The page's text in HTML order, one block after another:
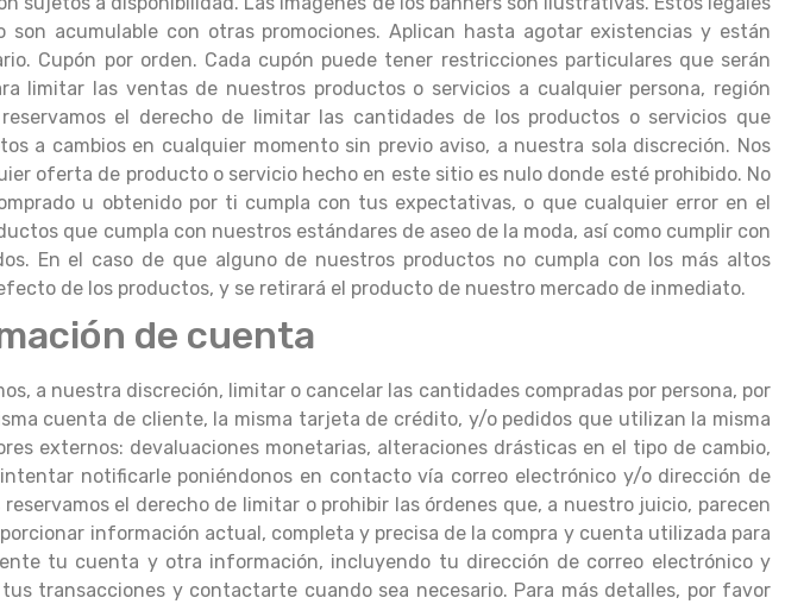
acumulable con otras promociones. Aplican hasta agotar existencias y están
Cupón por orden. Cada cupón puede tener restricciones particulares que serán
limitar las ventas de nuestros productos o servicios a cualquier persona, región
el derecho de limitar las cantidades de los productos o servicios que
a cambios en cualquier momento sin previo aviso, a nuestra sola discreción. Nos
oferta de producto o servicio hecho en este sitio es nulo donde esté prohibido. No
u obtenido por ti cumpla con tus expectativas, o que cualquier error en el
que cumpla con nuestros estándares de aseo de la moda, así como cumplir con
En el caso de que alguno de nuestros productos no cumpla con los más altos
de los productos, y se retirará el producto de nuestro mercado de inmediato.
de cuenta
a nuestra discreción, limitar o cancelar las cantidades compradas por persona, por
cuenta de cliente, la misma tarjeta de crédito, y/o pedidos que utilizan la misma
externos: devaluaciones monetarias, alteraciones drásticas en el tipo de cambio,
notificarle poniéndonos en contacto vía correo electrónico y/o dirección de
el derecho de limitar o prohibir las órdenes que, a nuestro juicio, parecen
información actual, completa y precisa de la compra y cuenta utilizada para
tu cuenta y otra información, incluyendo tu dirección de correo electrónico y
transacciones y contactarte cuando sea necesario. Para más detalles, por favor